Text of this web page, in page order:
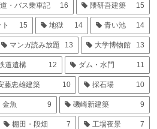
・バス乗車記 16 隈研吾建築 15
15 地獄 14 青い池 14
マンガ読み放題 13 大学博物館 13
道遺構 12 ダム・水門 11
藤忠雄建築 10 採石場 10
金魚 9 磯崎新建築 9
棚田・段畑 7 工場夜景 7